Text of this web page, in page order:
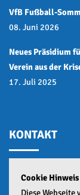
VfB Fußball-
08. Juni 2026
Neues Präsidium
Verein aus der
17. Juli 2025
KONTAKT
Cookie Hinweis
Diese Webseite